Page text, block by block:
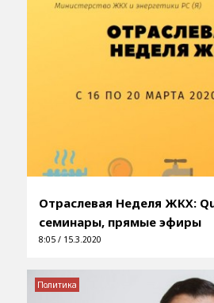
Отраслевая Неделя ЖКХ:
семинары, прямые эфиры
8:05 / 15.3.2020
Политика